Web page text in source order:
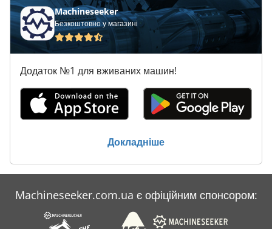
Machineseeker
Безкоштовно у магазині
Додаток №1 для вживаних машин!
Докладніше
Machineseeker.com.ua є офіційним спонсором: